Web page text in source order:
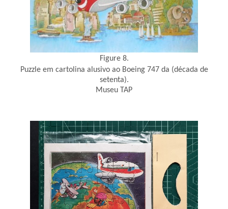
Figure 8.
Puzzle em cartolina alusivo ao Boeing 747 da (década de
setenta).
Museu TAP